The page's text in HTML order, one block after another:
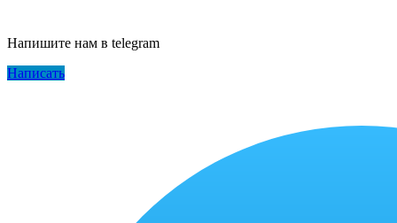
Напишите нам в telegram
Написать